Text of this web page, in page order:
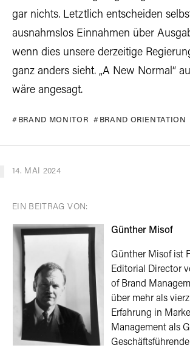
gar nichts. Letztlich entscheiden
ausnahmslos Einnahmen über
wenn dies unsere derzeitige
ganz anders sieht. „A New Normal“
wäre angesagt.
BRAND MONITOR BRAND ORIENTATION
14. MAI 2024
EIN BEITRAG VON:
Günther Misof
Günther Misof ist
Editorial Director
of Brand
über mehr als
Erfahrung in
Management als